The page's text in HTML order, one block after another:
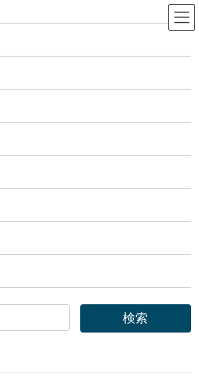
実習法に基づく行
した
技能実習業務指導室